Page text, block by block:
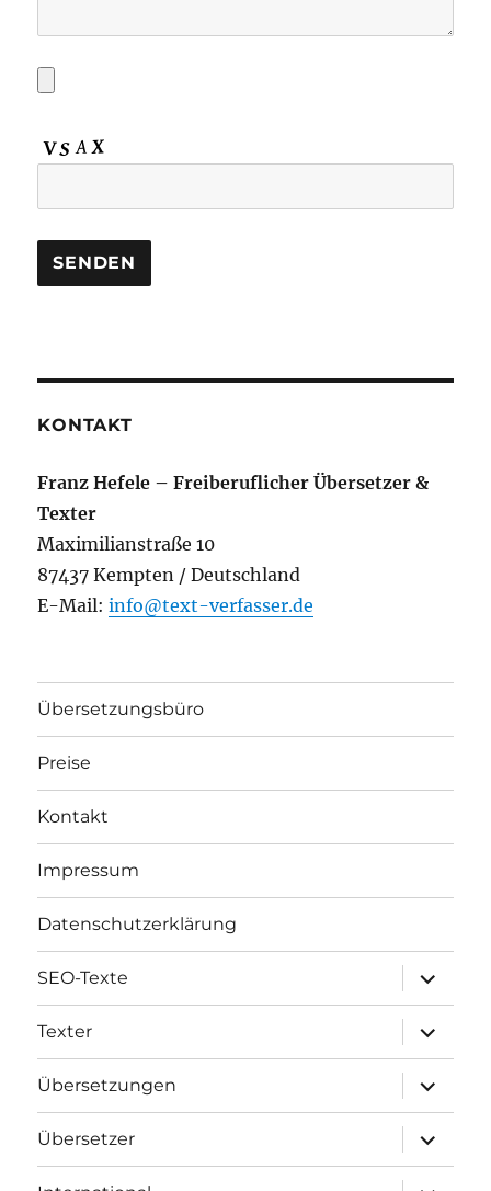
KONTAKT
Franz Hefele – Freiberuflicher Übersetzer &
Texter
Maximilianstraße 10
87437 Kempten / Deutschland
E-Mail:info@text-verfasser.de
Übersetzungsbüro
Preise
Kontakt
Impressum
Datenschutzerklärung
SEO-Texte
öffnen
Texter
öffnen
Übersetzungen
öffnen
Übersetzer
öffnen